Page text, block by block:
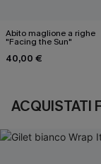
Abito maglione a righe
"Facing the Sun"
40,00 €
ACQUISTATI